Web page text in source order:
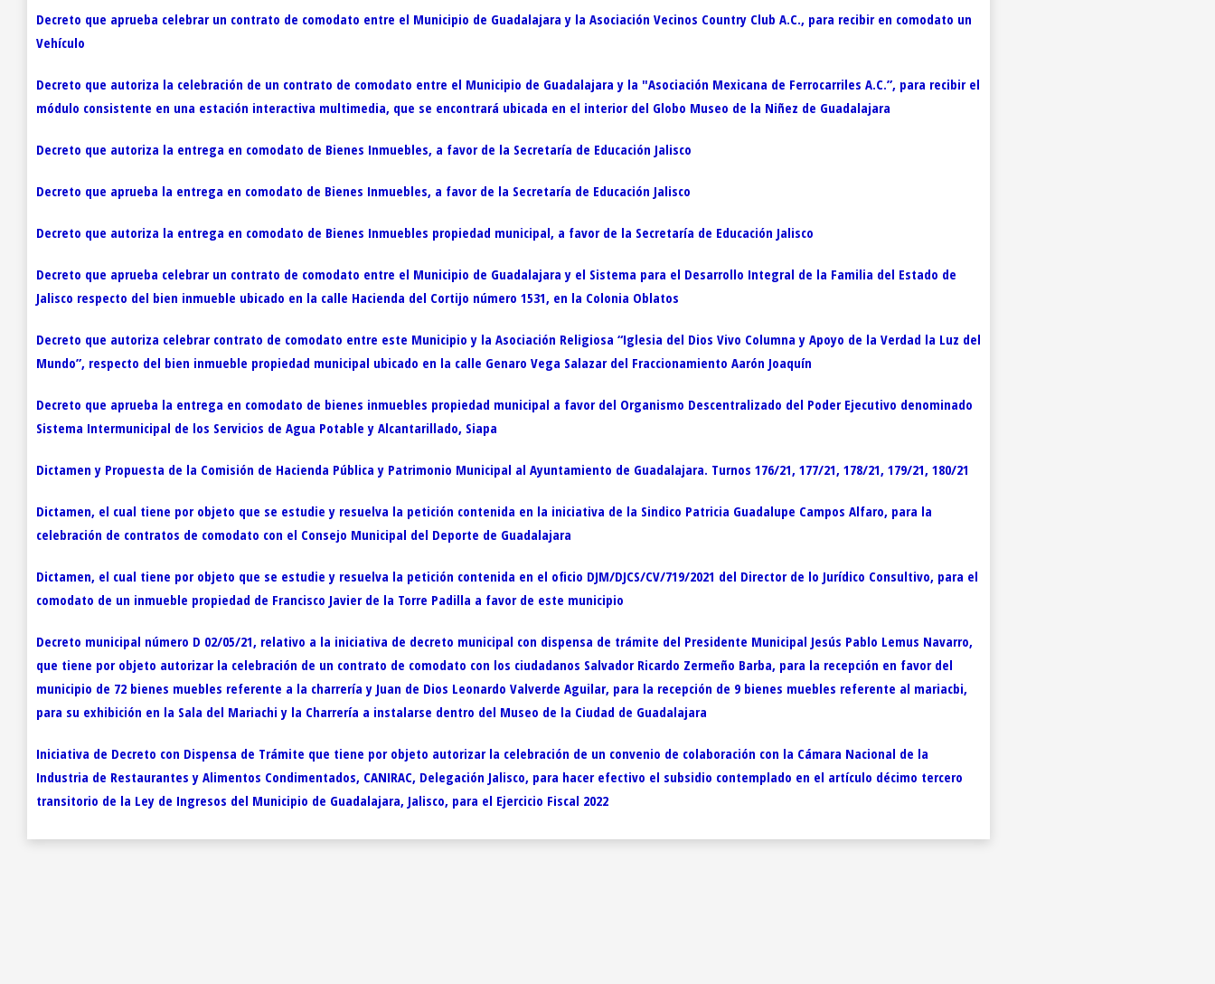
Decreto que aprueba celebrar un contrato de comodato entre el Municipio de Guadalajara y la Asociación Vecinos Country Club A.C., para recibir en comodato un
Vehículo
Decreto que autoriza la celebración de un contrato de comodato entre el Municipio de Guadalajara y la "Asociación Mexicana de Ferrocarriles A.C.”, para recibir el
módulo consistente en una estación interactiva multimedia, que se encontrará ubicada en el interior del Globo Museo de la Niñez de Guadalajara
Decreto que autoriza la entrega en comodato de Bienes Inmuebles, a favor de la Secretaría de Educación Jalisco
Decreto que aprueba la entrega en comodato de Bienes Inmuebles, a favor de la Secretaría de Educación Jalisco
Decreto que autoriza la entrega en comodato de Bienes Inmuebles propiedad municipal, a favor de la Secretaría de Educación Jalisco
Decreto que aprueba celebrar un contrato de comodato entre el Municipio de Guadalajara y el Sistema para el Desarrollo Integral de la Familia del Estado de
Jalisco respecto del bien inmueble ubicado en la calle Hacienda del Cortijo número 1531, en la Colonia Oblatos
Decreto que autoriza celebrar contrato de comodato entre este Municipio y la Asociación Religiosa “Iglesia del Dios Vivo Columna y Apoyo de la Verdad la Luz del
Mundo”, respecto del bien inmueble propiedad municipal ubicado en la calle Genaro Vega Salazar del Fraccionamiento Aarón Joaquín
Decreto que aprueba la entrega en comodato de bienes inmuebles propiedad municipal a favor del Organismo Descentralizado del Poder Ejecutivo denominado
Sistema Intermunicipal de los Servicios de Agua Potable y Alcantarillado, Siapa
Dictamen y Propuesta de la Comisión de Hacienda Pública y Patrimonio Municipal al Ayuntamiento de Guadalajara. Turnos 176/21, 177/21, 178/21, 179/21, 180/21
Dictamen, el cual tiene por objeto que se estudie y resuelva la petición contenida en la iniciativa de la Sindico Patricia Guadalupe Campos Alfaro, para la
celebración de contratos de comodato con el Consejo Municipal del Deporte de Guadalajara
Dictamen, el cual tiene por objeto que se estudie y resuelva la petición contenida en el oficio DJM/DJCS/CV/719/2021 del Director de lo Jurídico Consultivo, para el
comodato de un inmueble propiedad de Francisco Javier de la Torre Padilla a favor de este municipio
Decreto municipal número D 02/05/21, relativo a la iniciativa de decreto municipal con dispensa de trámite del Presidente Municipal Jesús Pablo Lemus Navarro,
que tiene por objeto autorizar la celebración de un contrato de comodato con los ciudadanos Salvador Ricardo Zermeño Barba, para la recepción en favor del
municipio de 72 bienes muebles referente a la charrería y Juan de Dios Leonardo Valverde Aguilar, para la recepción de 9 bienes muebles referente al mariacbi,
para su exhibición en la Sala del Mariachi y la Charrería a instalarse dentro del Museo de la Ciudad de Guadalajara
Iniciativa de Decreto con Dispensa de Trámite que tiene por objeto autorizar la celebración de un convenio de colaboración con la Cámara Nacional de la
Industria de Restaurantes y Alimentos Condimentados, CANIRAC, Delegación Jalisco, para hacer efectivo el subsidio contemplado en el artículo décimo tercero
transitorio de la Ley de Ingresos del Municipio de Guadalajara, Jalisco, para el Ejercicio Fiscal 2022